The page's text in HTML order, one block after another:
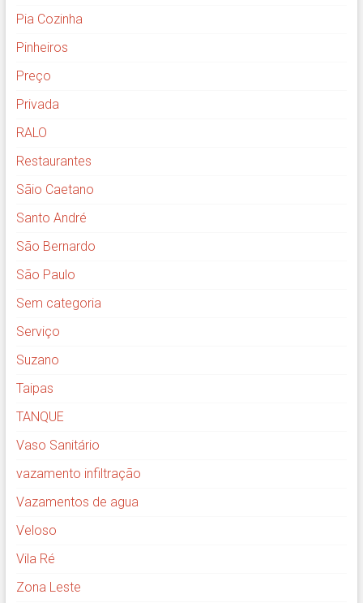
Pia Cozinha
Pinheiros
Preço
Privada
RALO
Restaurantes
Sãio Caetano
Santo André
São Bernardo
São Paulo
Sem categoria
Serviço
Suzano
Taipas
TANQUE
Vaso Sanitário
vazamento infiltração
Vazamentos de agua
Veloso
Vila Ré
Zona Leste